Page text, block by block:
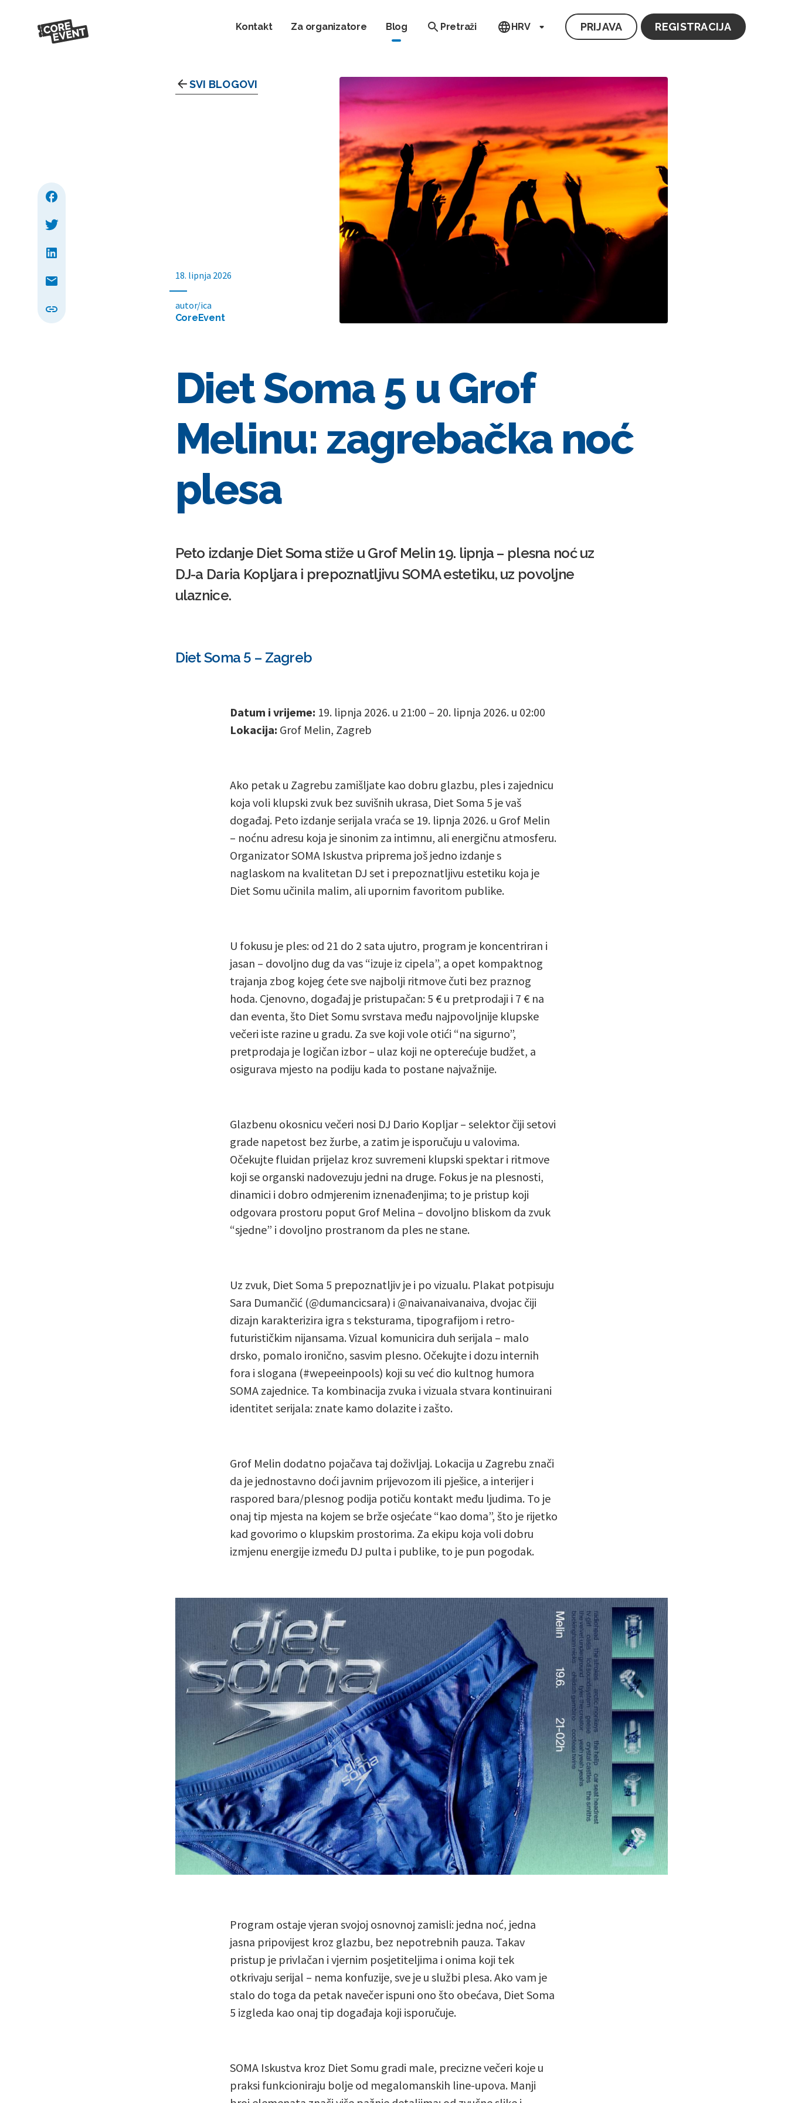
Kontakt Za organizatore Blog Pretraži HRV PRIJAVA REGISTRACIJA
SVI BLOGOVI
18. lipnja 2026
autor/ica
CoreEvent
Diet Soma 5 u Grof
Melinu: zagrebačka noć
plesa
Peto izdanje Diet Soma stiže u Grof Melin 19. lipnja – plesna noć uz
DJ-a Daria Kopljara i prepoznatljivu SOMA estetiku, uz povoljne
ulaznice.
Diet Soma 5 – Zagreb
Datum i vrijeme: 19. lipnja 2026. u 21:00 – 20. lipnja 2026. u 02:00
Lokacija: Grof Melin, Zagreb
Ako petak u Zagrebu zamišljate kao dobru glazbu, ples i zajednicu
koja voli klupski zvuk bez suvišnih ukrasa, Diet Soma 5 je vaš
događaj. Peto izdanje serijala vraća se 19. lipnja 2026. u Grof Melin
– noćnu adresu koja je sinonim za intimnu, ali energičnu atmosferu.
Organizator SOMA Iskustva priprema još jedno izdanje s
naglaskom na kvalitetan DJ set i prepoznatljivu estetiku koja je
Diet Somu učinila malim, ali upornim favoritom publike.
U fokusu je ples: od 21 do 2 sata ujutro, program je koncentriran i
jasan – dovoljno dug da vas “izuje iz cipela”, a opet kompaktnog
trajanja zbog kojeg ćete sve najbolji ritmove čuti bez praznog
hoda. Cjenovno, događaj je pristupačan: 5 € u pretprodaji i 7 € na
dan eventa, što Diet Somu svrstava među najpovoljnije klupske
večeri iste razine u gradu. Za sve koji vole otići “na sigurno”,
pretprodaja je logičan izbor – ulaz koji ne opterećuje budžet, a
osigurava mjesto na podiju kada to postane najvažnije.
Glazbenu okosnicu večeri nosi DJ Dario Kopljar – selektor čiji setovi
grade napetost bez žurbe, a zatim je isporučuju u valovima.
Očekujte fluidan prijelaz kroz suvremeni klupski spektar i ritmove
koji se organski nadovezuju jedni na druge. Fokus je na plesnosti,
dinamici i dobro odmjerenim iznenađenjima; to je pristup koji
odgovara prostoru poput Grof Melina – dovoljno bliskom da zvuk
“sjedne” i dovoljno prostranom da ples ne stane.
Uz zvuk, Diet Soma 5 prepoznatljiv je i po vizualu. Plakat potpisuju
Sara Dumančić (@dumancicsara) i @naivanaivanaiva, dvojac čiji
dizajn karakterizira igra s teksturama, tipografijom i retro-
futurističkim nijansama. Vizual komunicira duh serijala – malo
drsko, pomalo ironično, sasvim plesno. Očekujte i dozu internih
fora i slogana (#wepeeinpools) koji su već dio kultnog humora
SOMA zajednice. Ta kombinacija zvuka i vizuala stvara kontinuirani
identitet serijala: znate kamo dolazite i zašto.
Grof Melin dodatno pojačava taj doživljaj. Lokacija u Zagrebu znači
da je jednostavno doći javnim prijevozom ili pješice, a interijer i
raspored bara/plesnog podija potiču kontakt među ljudima. To je
onaj tip mjesta na kojem se brže osjećate “kao doma”, što je rijetko
kad govorimo o klupskim prostorima. Za ekipu koja voli dobru
izmjenu energije između DJ pulta i publike, to je pun pogodak.
Program ostaje vjeran svojoj osnovnoj zamisli: jedna noć, jedna
jasna pripovijest kroz glazbu, bez nepotrebnih pauza. Takav
pristup je privlačan i vjernim posjetiteljima i onima koji tek
otkrivaju serijal – nema konfuzije, sve je u službi plesa. Ako vam je
stalo do toga da petak navečer ispuni ono što obećava, Diet Soma
5 izgleda kao onaj tip događaja koji isporučuje.
SOMA Iskustva kroz Diet Somu gradi male, precizne večeri koje u
praksi funkcioniraju bolje od megalomanskih line-upova. Manji